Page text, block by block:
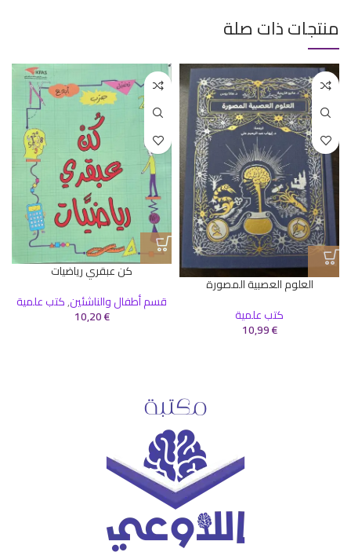
منتجات ذات صلة
العلوم العصبية المصورة
كتب علمية
10,99€
كن عبقري رياضيات
قسم أطفال والناشئين,كتب علمية
10,20€